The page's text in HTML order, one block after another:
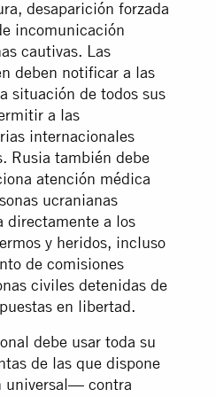
desaparición forzada
incomunicación
cautivas. Las
deben notificar a las
situación de todos sus
a las
internacionales
Rusia también debe
atención médica
ucranianas
directamente a los
y heridos, incluso
de comisiones
civiles detenidas de
en libertad.
debe usar toda su
de las que dispone
contra